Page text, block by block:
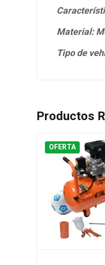
Material:
Tipo de
Productos
OFERTA